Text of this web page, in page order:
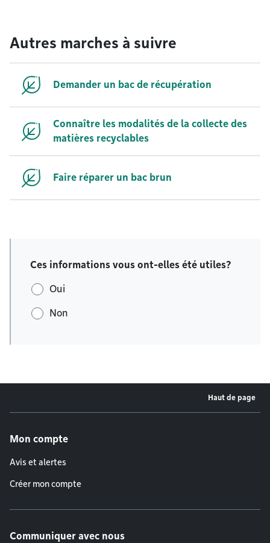
Autres marches à suivre
Demander un bac de récupération
Connaître les modalités de la collecte des
matières recyclables
Faire réparer un bac brun
Ces informations vous ont-elles été utiles?
Oui
Non
Haut de page
Mon compte
Avis et alertes
Créer mon compte
Communiquer avec nous